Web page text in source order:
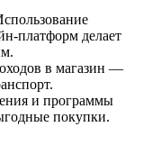
платформ делает
в магазин —
и программы
покупки.